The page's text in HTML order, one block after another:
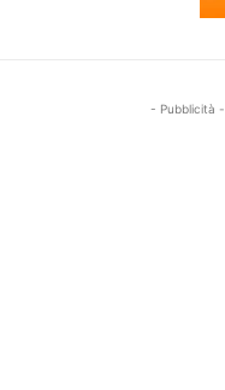
- Pubblicità -